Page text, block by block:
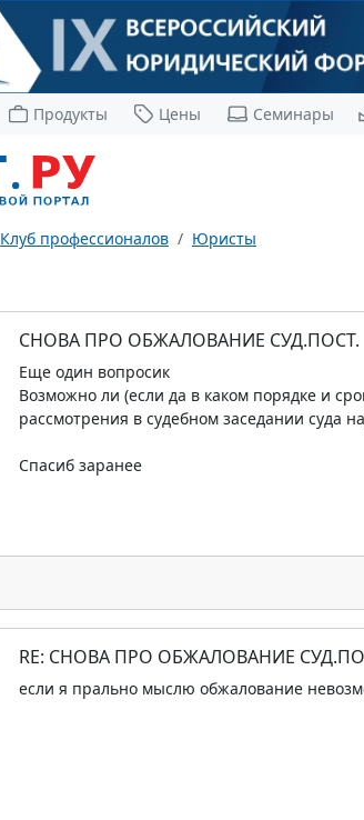
Продукты Цены Семинары
Клуб профессионалов Юристы
СНОВА ПРО ОБЖАЛОВАНИЕ СУД.ПОСТ.
Еще один вопросик
Возможно ли (если да в каком порядке и
рассмотрения в судебном заседании суда
Спасиб заранее
RE: СНОВА ПРО ОБЖАЛОВАНИЕ
если я прально мыслю обжалование